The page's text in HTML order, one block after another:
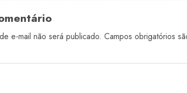
e-mail não será publicado. Campos obrigatórios